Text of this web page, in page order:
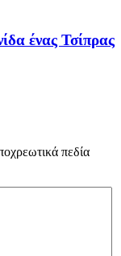
ένας Τσίπρας
πεδία